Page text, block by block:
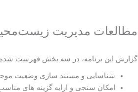
مطالعات مدیریت
گزارش این برنامه، در سه بخش فهرست شده
شناسایی و مستند سازی وضعیت
امکان سنجی و ارایه گزینه های